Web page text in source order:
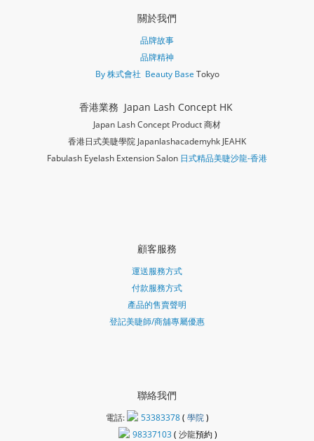
關於我們
品牌故事
品牌精神
By 株式會社 Beauty Base Tokyo
香港業務 Japan Lash Concept HK
Japan Lash Concept Product 商材
香港日式美睫學院 Japanlashacademyhk JEAHK
Fabulash Eyelash Extension Salon 日式精品美睫沙龍-香港
顧客服務
運送服務方式
付款服務方式
產品的售賣聲明
登記美睫師/商舖專屬優惠
聯絡我們
電話: 53383378( 學院)
98337103( 沙龍預約 )